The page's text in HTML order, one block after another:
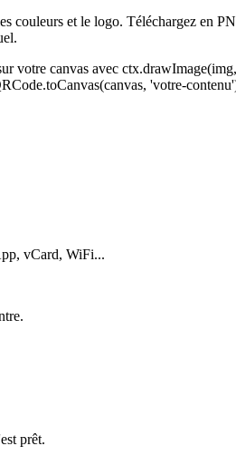
couleurs et le logo. Téléchargez en
votre canvas avec
'votre-
vCard, WiFi...
prêt.